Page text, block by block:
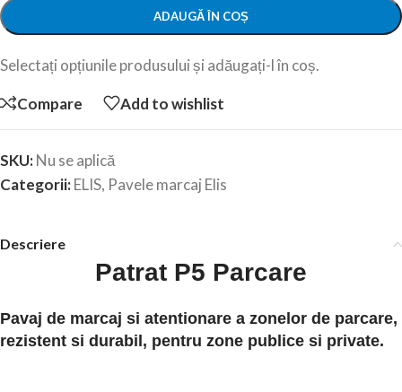
ADAUGĂ ÎN COȘ
Selectați opțiunile produsului și adăugați-l în coș.
Compare Add to wishlist
SKU:Nu se aplică
Categorii:ELIS, Pavele marcaj Elis
Descriere
Patrat P5 Parcare
Pavaj de marcaj si atentionare a zonelor de parcare,
rezistent si durabil, pentru zone publice si private.